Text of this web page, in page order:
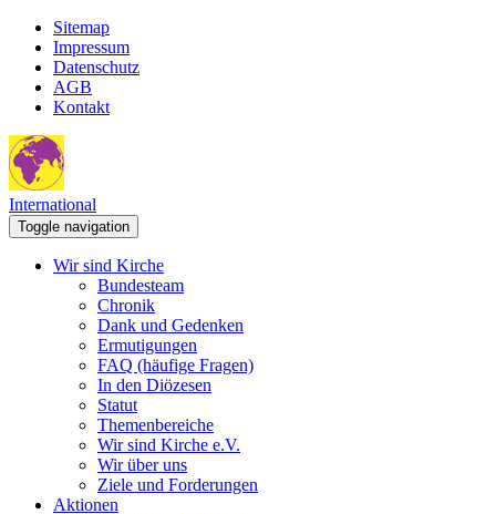
Sitemap
Impressum
Datenschutz
AGB
Kontakt
International
Toggle navigation
Wir sind Kirche
Bundesteam
Chronik
Dank und Gedenken
Ermutigungen
FAQ (häufige Fragen)
In den Diözesen
Statut
Themenbereiche
Wir sind Kirche e.V.
Wir über uns
Ziele und Forderungen
Aktionen